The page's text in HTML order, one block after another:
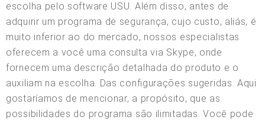
escolha pelo software USU. Além disso, antes de
adquirir um programa de segurança, cujo custo, aliás, é
muito inferior ao do mercado, nossos especialistas
oferecem a você uma consulta via Skype, onde
fornecem uma descrição detalhada do produto e o
auxiliam na escolha. Das configurações sugeridas. Aqui
gostaríamos de mencionar, a propósito, que as
possibilidades do programa são ilimitadas. Você pode